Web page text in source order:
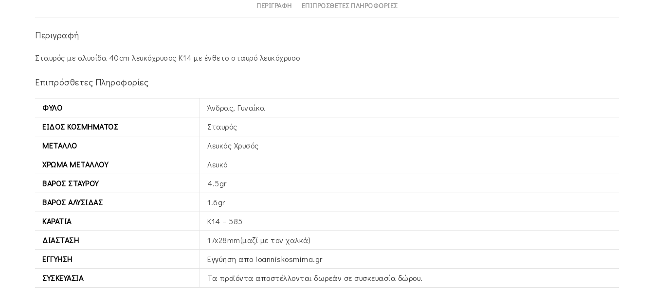
ΠΕΡΙΓΡΑΦΉ ΕΠΙΠΡΌΣΘΕΤΕΣ ΠΛΗΡΟΦΟΡΊΕΣ
Περιγραφή
Σταυρός με αλυσίδα 40cm λευκόχρυσος Κ14 με ένθετο σταυρό λευκόχρυσο
Επιπρόσθετες Πληροφορίες
ΦΎΛΟ
Άνδρας, Γυναίκα
ΕΊΔΟΣ ΚΟΣΜΉΜΑΤΟΣ
Σταυρός
ΜΈΤΑΛΛΟ
Λευκός Xρυσός
ΧΡΏΜΑ ΜΕΤΆΛΛΟΥ
Λευκό
ΒΆΡΟΣ ΣΤΑΥΡΟΎ
4.5gr
ΒΆΡΟΣ ΑΛΥΣΊΔΑΣ
1.6gr
ΚΑΡΆΤΙΑ
Κ14 – 585
ΔΙΆΣΤΑΣΗ
17x28mm(μαζί με τον χαλκά)
ΕΓΓΎΗΣΗ
Εγγύηση απο ioanniskosmima.gr
ΣΥΣΚΕΥΑΣΊΑ
Τα προϊόντα αποστέλλονται δωρεάν σε συσκευασία δώρου.